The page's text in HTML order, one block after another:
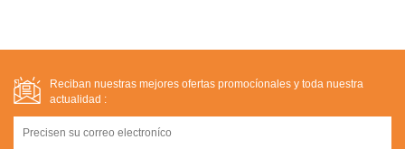
Reciban nuestras mejores ofertas promocíonales y toda nuestra
actualidad :